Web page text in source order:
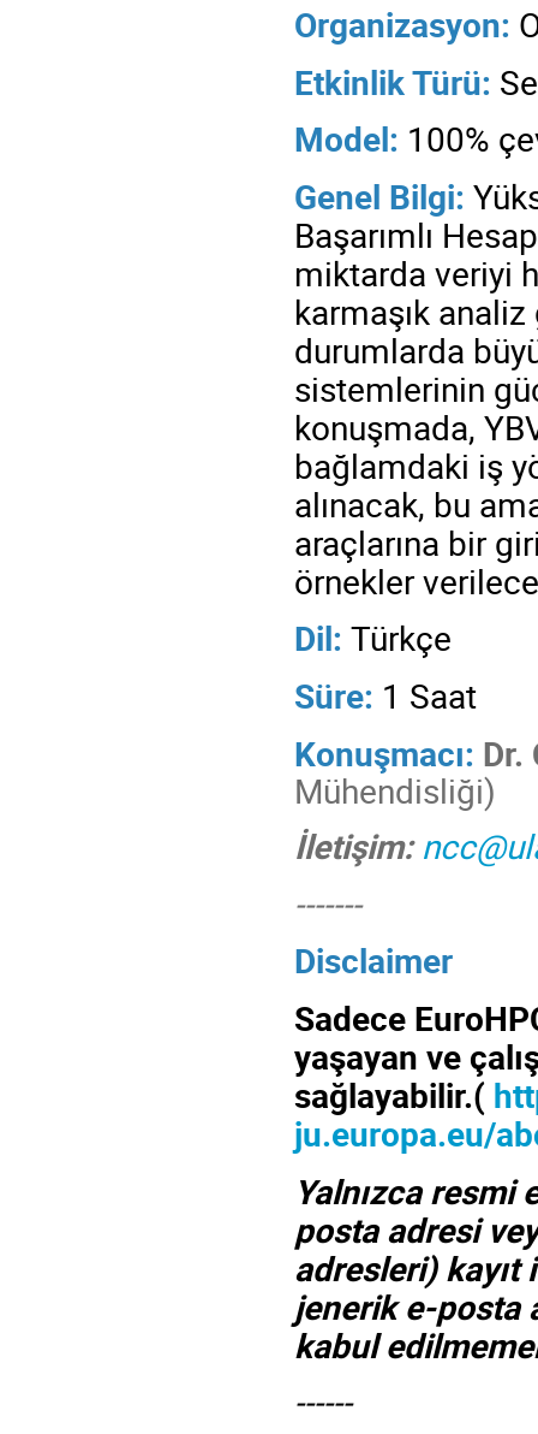
Organizasyon:
Etkinlik Türü:
Model: 100%
Genel Bilgi:
Başarımlı
miktarda veriyi
karmaşık
durumlarda
sistemlerinin
konuşmada,
bağlamdaki iş
alınacak, bu
araçlarına bir
örnekler
Dil: Türkçe
Süre: 1 Saat
Konuşmacı: Dr.
Mühendisliği)
İletişim:
-------
Disclaimer
Sadece
yaşayan ve
sağlayabilir.(
ju.europa.eu/
Yalnızca resmi
posta adresi
adresleri)
jenerik e-posta
kabul
------